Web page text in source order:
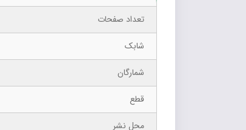
تعداد صفحات
شابک
شمارگان
قطع
محل نشر